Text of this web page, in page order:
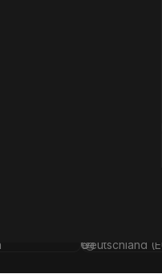
Land/Region